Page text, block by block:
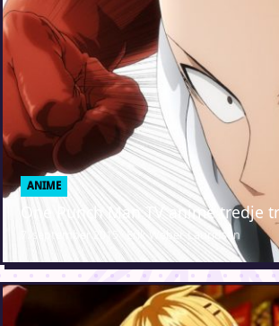
ANIME
One Punch Man TV anime tredje
7. september 2015 · Erik Weber-Lauridsen